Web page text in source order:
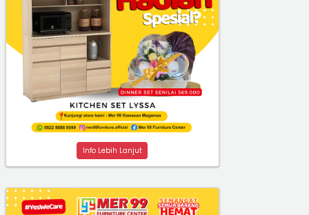
Info Lebih Lanjut